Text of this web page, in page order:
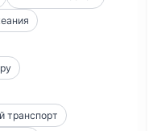
транспорт